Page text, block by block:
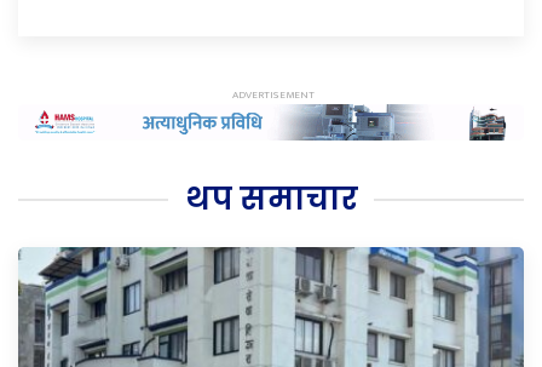
थप समाचार